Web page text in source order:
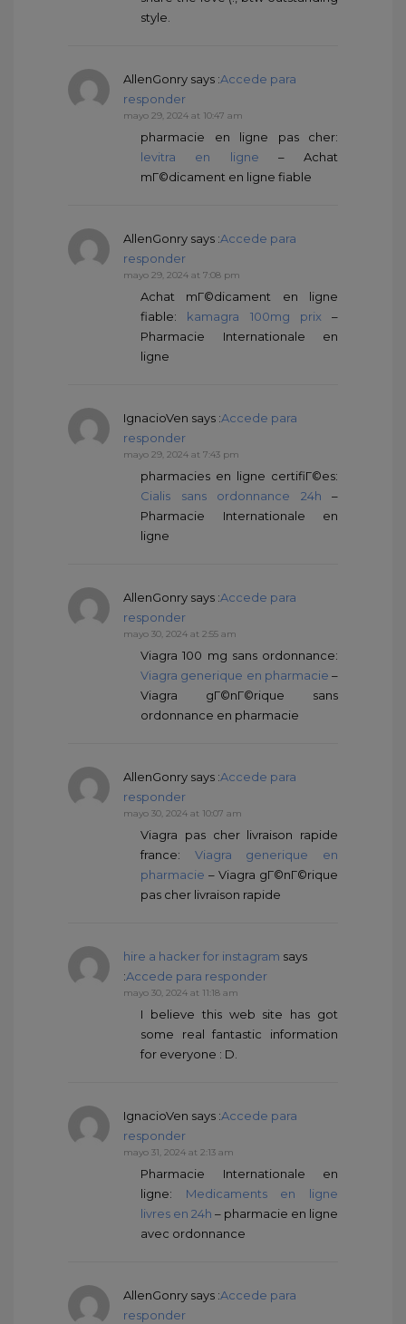
style.
AllenGonry says :Accede para
responder
mayo 29, 2024 at 10:47 am
pharmacie en ligne pas cher:
levitra en ligne – Achat
mГ©dicament en ligne fiable
AllenGonry says :Accede para
responder
mayo 29, 2024 at 7:08 pm
Achat mГ©dicament en ligne
fiable: kamagra 100mg prix –
Pharmacie Internationale en
ligne
IgnacioVen says :Accede para
responder
mayo 29, 2024 at 7:43 pm
pharmacies en ligne certifiГ©es:
Cialis sans ordonnance 24h –
Pharmacie Internationale en
ligne
AllenGonry says :Accede para
responder
mayo 30, 2024 at 2:55 am
Viagra 100 mg sans ordonnance:
Viagra generique en pharmacie –
Viagra gГ©nГ©rique sans
ordonnance en pharmacie
AllenGonry says :Accede para
responder
mayo 30, 2024 at 10:07 am
Viagra pas cher livraison rapide
france: Viagra generique en
pharmacie – Viagra gГ©nГ©rique
pas cher livraison rapide
hire a hacker for instagram says
:Accede para responder
mayo 30, 2024 at 11:18 am
I believe this web site has got
some real fantastic information
for everyone : D.
IgnacioVen says :Accede para
responder
mayo 31, 2024 at 2:13 am
Pharmacie Internationale en
ligne: Medicaments en ligne
livres en 24h – pharmacie en ligne
avec ordonnance
AllenGonry says :Accede para
responder